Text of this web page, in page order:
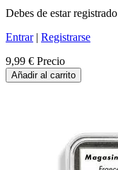
Debes de estar registrado
Entrar| Registrarse
9,99 € Precio
Añadir al carrito